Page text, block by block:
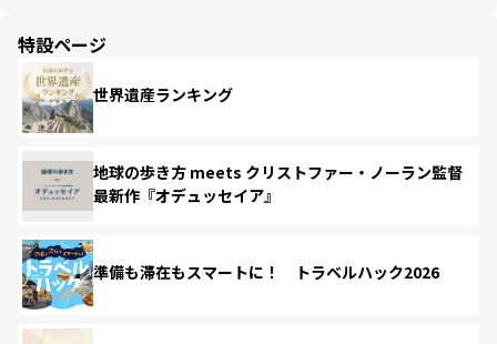
特設ページ
世界遺産ランキング
地球の歩き方 meets クリストファー・ノーラン監督
最新作『オデュッセイア』
準備も滞在もスマートに！ トラベルハック2026